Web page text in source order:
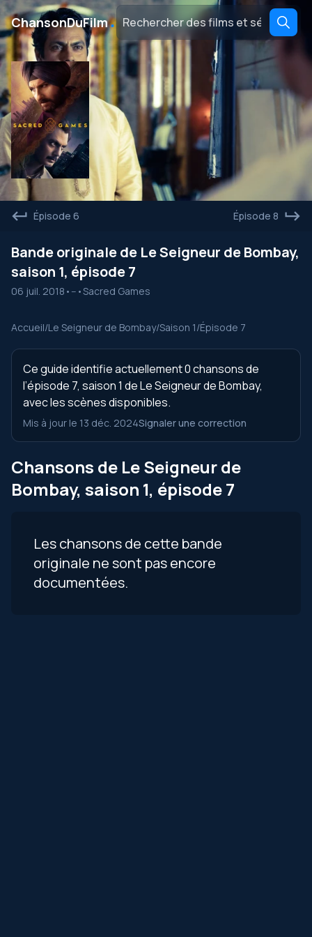
ChansonDuFilm․
Épisode 6 Épisode 8
Bande originale de Le Seigneur de Bombay,
saison 1, épisode 7
06 juil. 2018 • -- •Sacred Games
Accueil/Le Seigneur de Bombay/Saison 1/Épisode 7
Ce guide identifie actuellement 0 chansons de
l’épisode 7, saison 1 de Le Seigneur de Bombay,
avec les scènes disponibles.
Mis à jour le 13 déc. 2024Signaler une correction
Chansons de Le Seigneur de
Bombay, saison 1, épisode 7
Les chansons de cette bande
originale ne sont pas encore
documentées.